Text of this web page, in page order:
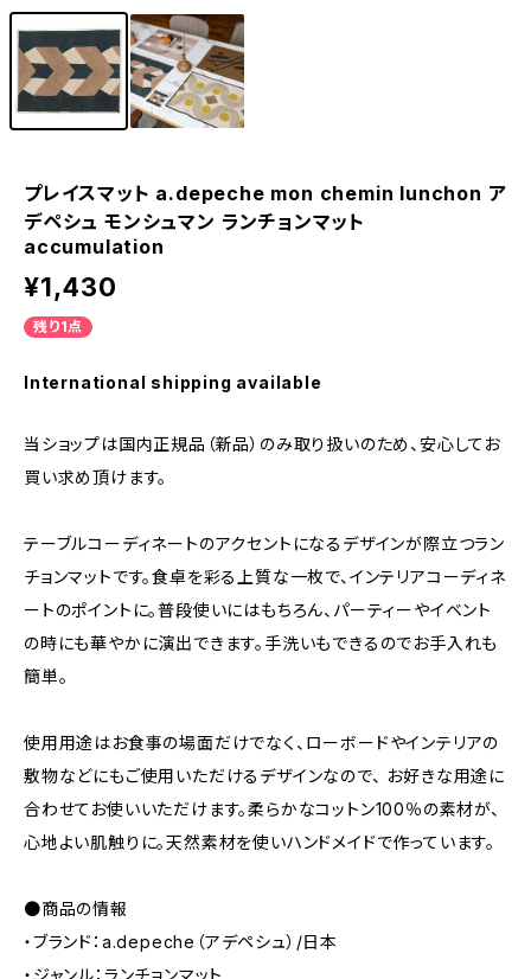
プレイスマット a.depeche mon chemin lunchon ア
デペシュ モンシュマン ランチョンマット
accumulation
¥1,430
残り1点
International shipping available
当ショップは国内正規品（新品）のみ取り扱いのため、安心してお
買い求め頂けます。
テーブルコーディネートのアクセントになるデザインが際立つラン
チョンマットです。食卓を彩る上質な一枚で、インテリアコーディネ
ートのポイントに。普段使いにはもちろん、パーティーやイベント
の時にも華やかに演出できます。手洗いもできるのでお手入れも
簡単。
使用用途はお食事の場面だけでなく、ローボードやインテリアの
敷物などにもご使用いただけるデザインなので、 お好きな用途に
合わせてお使いいただけます。柔らかなコットン100％の素材が、
心地よい肌触りに。天然素材を使いハンドメイドで作っています。
●商品の情報
・ブランド：a.depeche（アデペシュ）/日本